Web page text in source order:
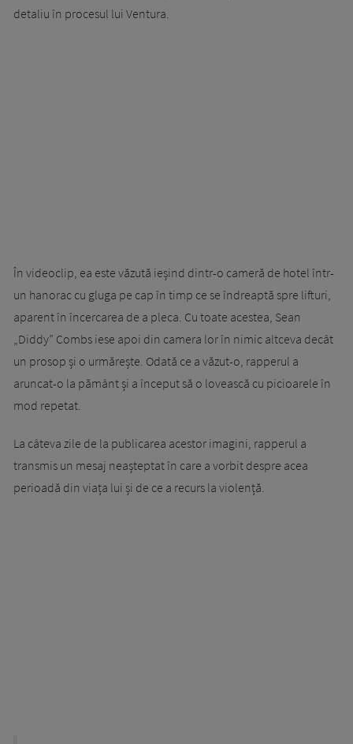
detaliu în procesul lui Ventura.
În videoclip, ea este văzută ieșind dintr-o cameră de hotel într-
un hanorac cu gluga pe cap în timp ce se îndreaptă spre lifturi,
aparent în încercarea de a pleca. Cu toate acestea, Sean
„Diddy” Combs iese apoi din camera lor în nimic altceva decât
un prosop și o urmărește. Odată ce a văzut-o, rapperul a
aruncat-o la pământ și a început să o lovească cu picioarele în
mod repetat.
La câteva zile de la publicarea acestor imagini, rapperul a
transmis un mesaj neașteptat în care a vorbit despre acea
perioadă din viața lui și de ce a recurs la violență.